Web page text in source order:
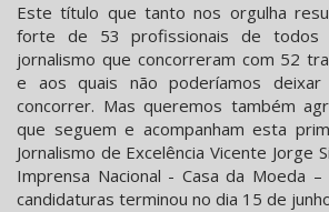
Este título que tanto nos orgulha
forte de 53 profissionais de todos
jornalismo que concorreram com 52
e aos quais não poderíamos
concorrer. Mas queremos também
que seguem e acompanham esta
Jornalismo de Excelência Vicente Jorge
Imprensa Nacional - Casa da Moeda
candidaturas terminou no dia 15 de